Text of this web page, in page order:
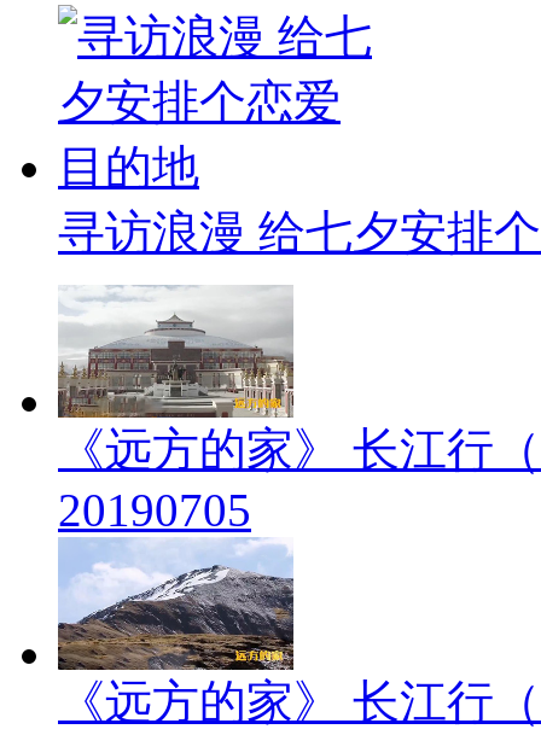
寻访浪漫 给七夕安排
《远方的家》 长江行
20190705
《远方的家》 长江行